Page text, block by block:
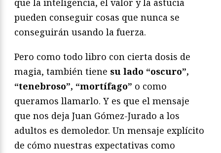
pueden conseguir cosas que nunca se
conseguirán usando la fuerza.
Pero como todo libro con cierta dosis de
magia, también tiene su lado “oscuro”,
“tenebroso”, “mortífago” o como
queramos llamarlo. Y es que el mensaje
que nos deja Juan Gómez-Jurado a los
adultos es demoledor. Un mensaje explícito
de cómo nuestras expectativas como